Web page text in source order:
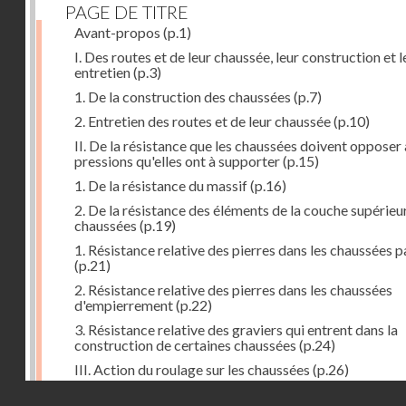
PAGE DE TITRE
Avant-propos (p.1)
I. Des routes et de leur chaussée, leur construction et
entretien(p.3)
1. De la construction des chaussées (p.7)
2. Entretien des routes et de leur chaussée(p.10)
II. De la résistance que les chaussées doivent opposer
pressions qu'elles ont à supporter(p.15)
1. De la résistance du massif(p.16)
2. De la résistance des éléments de la couche
chaussées (p.19)
1. Résistance relative des pierres dans les chaussées
(p.21)
2. Résistance relative des pierres dans les chaussées
d'empierrement(p.22)
3. Résistance relative des graviers qui entrent dans la
construction de certaines chaussées (p.24)
III. Action du roulage sur les chaussées (p.26)